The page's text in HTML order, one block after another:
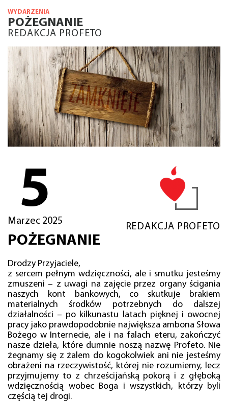
WYDARZENIA
POŻEGNANIE
REDAKCJA PROFETO
5
Marzec 2025
REDAKCJA PROFETO
POŻEGNANIE
Drodzy Przyjaciele,
z sercem pełnym wdzięczności, ale i smutku jesteśmy
zmuszeni – z uwagi na zajęcie przez organy ścigania
naszych kont bankowych, co skutkuje brakiem
materialnych środków potrzebnych do dalszej
działalności – po kilkunastu latach pięknej i owocnej
pracy jako prawdopodobnie największa ambona Słowa
Bożego w Internecie, ale i na falach eteru, zakończyć
nasze dzieła, które dumnie noszą nazwę Profeto. Nie
żegnamy się z żalem do kogokolwiek ani nie jesteśmy
obrażeni na rzeczywistość, której nie rozumiemy, lecz
przyjmujemy to z chrześcijańską pokorą i z głęboką
wdzięcznością wobec Boga i wszystkich, którzy byli
częścią tej drogi.